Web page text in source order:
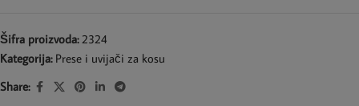
Šifra proizvoda: 2324
Kategorija: Prese i uvijači za kosu
Share: